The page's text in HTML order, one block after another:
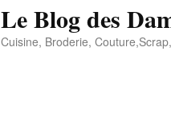
Le Blog des
Cuisine, Broderie,